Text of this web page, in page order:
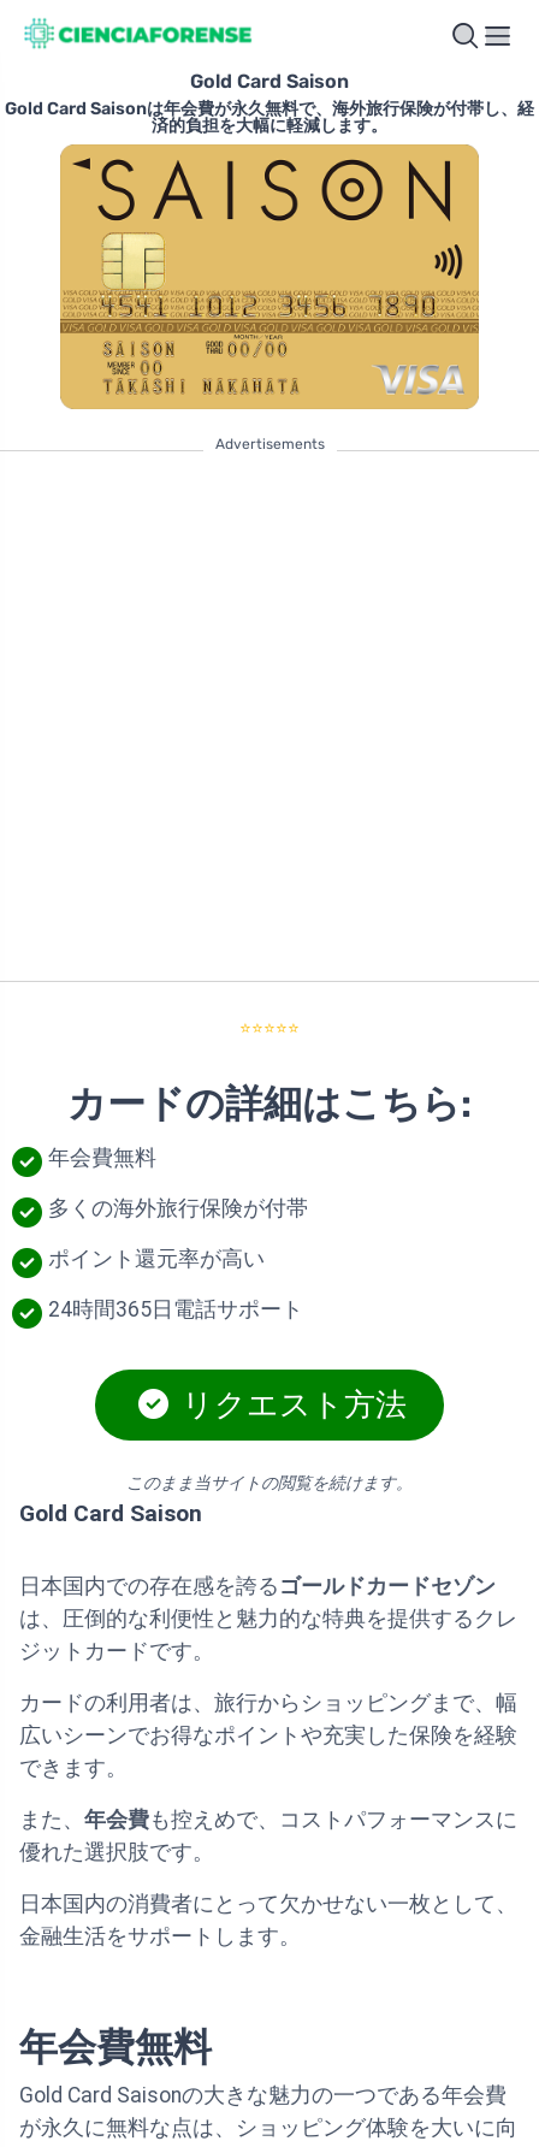
Gold Card Saison
Gold Card Saisonは年会費が永久無料で、海外旅行保険が付帯し、経
済的負担を大幅に軽減します。
Advertisements
⭐⭐⭐⭐⭐
カードの詳細はこちら:
年会費無料
多くの海外旅行保険が付帯
ポイント還元率が高い
24時間365日電話サポート
リクエスト方法
このまま当サイトの閲覧を続けます。
Gold Card Saison
日本国内での存在感を誇る ゴールドカードセゾン
は、圧倒的な利便性と魅力的な特典を提供するクレ
ジットカードです。
カードの利用者は、旅行からショッピングまで、幅
広いシーンでお得なポイント や充実した保険を経験
できます。
また、 年会費も控えめで、コストパフォーマンスに
優れた選択肢です。
日本国内の消費者にとって欠かせない一枚として、
金融生活をサポートします。
年会費無料
Gold Card Saisonの大きな魅力の一つである年会費
が永久に無料な点は、ショッピング体験を大いに向